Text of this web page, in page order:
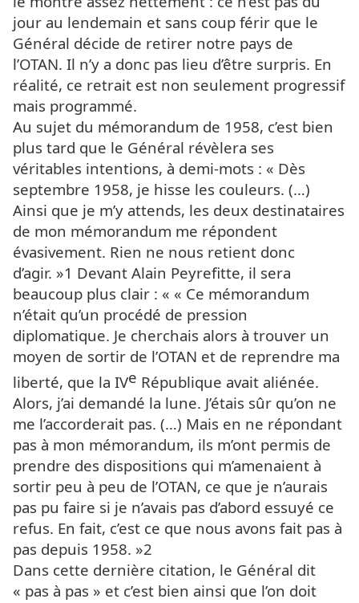
jour au lendemain et sans coup férir que le
Général décide de retirer notre pays de
l’OTAN. Il n’y a donc pas lieu d’être surpris. En
réalité, ce retrait est non seulement progressif
mais programmé.
Au sujet du mémorandum de 1958, c’est bien
plus tard que le Général révèlera ses
véritables intentions, à demi-mots : « Dès
septembre 1958, je hisse les couleurs. (…)
Ainsi que je m’y attends, les deux destinataires
de mon mémorandum me répondent
évasivement. Rien ne nous retient donc
d’agir. »1 Devant Alain Peyrefitte, il sera
beaucoup plus clair : « « Ce mémorandum
n’était qu’un procédé de pression
diplomatique. Je cherchais alors à trouver un
moyen de sortir de l’OTAN et de reprendre ma
liberté, que la IVe République avait aliénée.
Alors, j’ai demandé la lune. J’étais sûr qu’on ne
me l’accorderait pas. (…) Mais en ne répondant
pas à mon mémorandum, ils m’ont permis de
prendre des dispositions qui m’amenaient à
sortir peu à peu de l’OTAN, ce que je n’aurais
pas pu faire si je n’avais pas d’abord essuyé ce
refus. En fait, c’est ce que nous avons fait pas à
pas depuis 1958. »2
Dans cette dernière citation, le Général dit
« pas à pas » et c’est bien ainsi que l’on doit